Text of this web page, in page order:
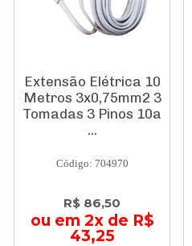
Extensão Elétrica 10
Metros 3x0,75mm2 3
Tomadas 3 Pinos 10a
...
Código: 704970
R$ 86,50
ou em 2x de R$
43,25